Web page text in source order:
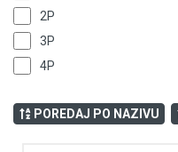
2P
3P
4P
POREDAJ PO NAZIVU